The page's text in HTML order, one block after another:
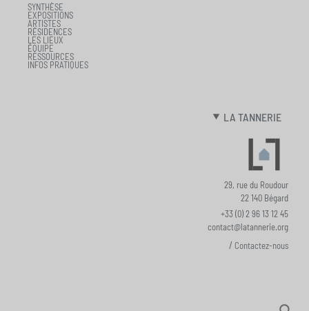
SYNTHÈSE
EXPOSITIONS
ARTISTES
RÉSIDENCES
LES LIEUX
ÉQUIPE
RESSOURCES
INFOS PRATIQUES
LA TANNERIE
29, rue du Roudour
22 140 Bégard
+33 (0) 2 96 13 12 45
contact@latannerie.org
/ Contactez-nous